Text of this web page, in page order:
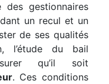
des gestionnaires
un recul et un
de ses qualités
l’étude du bail
qu’il soit
. Ces conditions